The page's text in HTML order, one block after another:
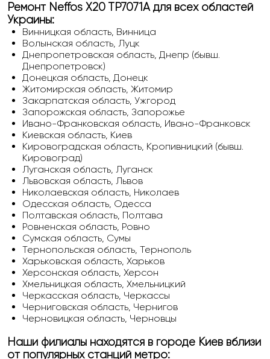
Ремонт Neffos X20 TP7071A для всех областей
Украины:
Винницкая область, Винница
Волынская область, Луцк
Днепропетровская область, Днепр (бывш.
Днепропетровск)
Донецкая область, Донецк
Житомирская область, Житомир
Закарпатская область, Ужгород
Запорожская область, Запорожье
Ивано-Франковская область, Ивано-Франковск
Киевская область, Киев
Кировоградская область, Кропивницкий (бывш.
Кировоград)
Луганская область, Луганск
Львовская область, Львов
Николаевская область, Николаев
Одесская область, Одесса
Полтавская область, Полтава
Ровненская область, Ровно
Сумская область, Сумы
Тернопольская область, Тернополь
Харьковская область, Харьков
Херсонская область, Херсон
Хмельницкая область, Хмельницкий
Черкасская область, Черкассы
Черниговская область, Чернигов
Черновицкая область, Черновцы
Наши филиалы находятся в городе Киев вблизи
от популярных станций метро: